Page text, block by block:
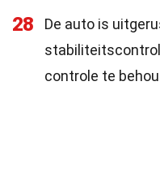
28
De auto is
controle te